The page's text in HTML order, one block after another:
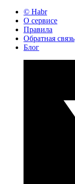
© Habr
О сервисе
Правила
Обратная связь
Блог